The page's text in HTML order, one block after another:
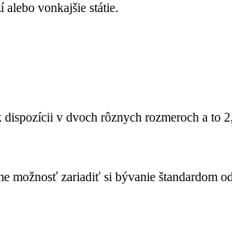
vonkajšie státie.
v dvoch rôznych rozmeroch a to
možnosť zariadiť si bývanie štandardom